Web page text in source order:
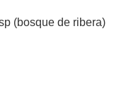
(bosque de ribera)